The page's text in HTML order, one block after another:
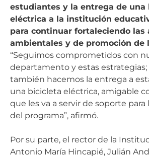
estudiantes y la entrega de una
eléctrica a la institución
para continuar fortaleciendo las
ambientales y de promoción de
“Seguimos comprometidos con
departamento y estas estrategias;
también hacemos la entrega a
una bicicleta eléctrica, amigable
que les va a servir de soporte para
del programa”, afirmó.
Por su parte, el rector de la
Antonio María Hincapié, Julián